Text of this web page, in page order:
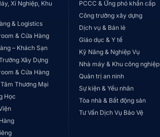
Xí Nghiệp, Khu
& Logistics
& Cửa Hàng
– Khách Sạn
Xây Dựng
& Cửa Hàng
Thương Mại
Học
PCCC & Ứng phó khẩn cấp
Công trường xây dựng
Dịch vụ & Bán lẻ
Giáo dục & Y tế
Kỹ Năng & Nghiệp Vụ
Nhà máy & Khu công nghiệp
Quản trị an ninh
Sự kiện & Yếu nhân
Tòa nhà & Bất động sản
Tư Vấn Dịch Vụ Bảo Vệ